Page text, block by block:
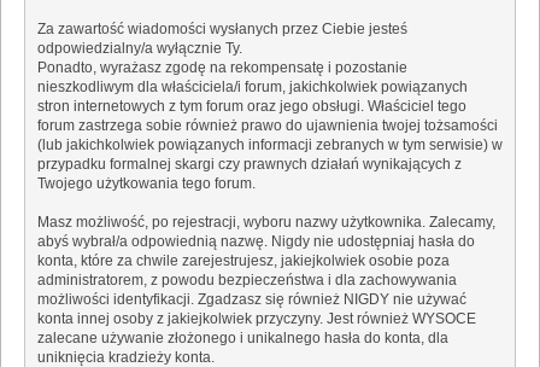
Za zawartość wiadomości wysłanych przez Ciebie jesteś
odpowiedzialny/a wyłącznie Ty.
Ponadto, wyrażasz zgodę na rekompensatę i pozostanie
nieszkodliwym dla właściciela/i forum, jakichkolwiek powiązanych
stron internetowych z tym forum oraz jego obsługi. Właściciel tego
forum zastrzega sobie również prawo do ujawnienia twojej tożsamości
(lub jakichkolwiek powiązanych informacji zebranych w tym serwisie) w
przypadku formalnej skargi czy prawnych działań wynikających z
Twojego użytkowania tego forum.
Masz możliwość, po rejestracji, wyboru nazwy użytkownika. Zalecamy,
abyś wybrał/a odpowiednią nazwę. Nigdy nie udostępniaj hasła do
konta, które za chwile zarejestrujesz, jakiejkolwiek osobie poza
administratorem, z powodu bezpieczeństwa i dla zachowywania
możliwości identyfikacji. Zgadzasz się również NIGDY nie używać
konta innej osoby z jakiejkolwiek przyczyny. Jest również WYSOCE
zalecane używanie złożonego i unikalnego hasła do konta, dla
uniknięcia kradzieży konta.